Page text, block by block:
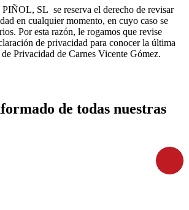
SL se reserva el derecho de revisar
en cualquier momento, en cuyo caso se
Por esta razón, le rogamos que revise
de privacidad para conocer la última
Privacidad de Carnes Vicente Gómez.
de todas nuestras